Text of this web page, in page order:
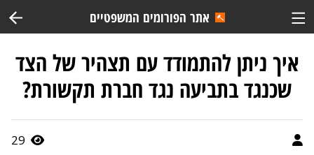
אתר הפורומים המשפטיים
איך ניתן להתמודד עם תצהיר של הצד
שכנגד בתביעה נגד חברת תקשורת?
29